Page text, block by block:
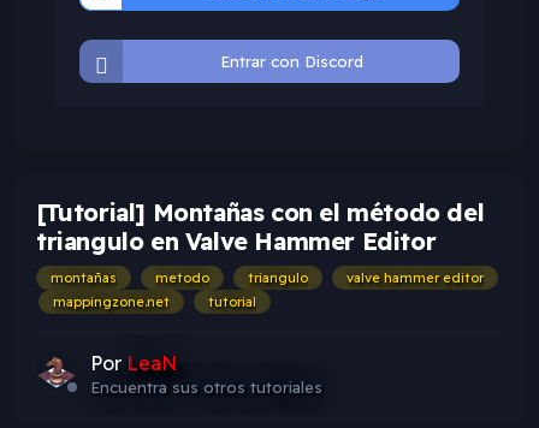
Entrar con Discord
[Tutorial] Montañas con el método del
triangulo en Valve Hammer Editor
montañas metodo triangulo
valve hammer editor
mappingzone.net
tutorial
Por LeaN
Encuentra sus otros tutoriales